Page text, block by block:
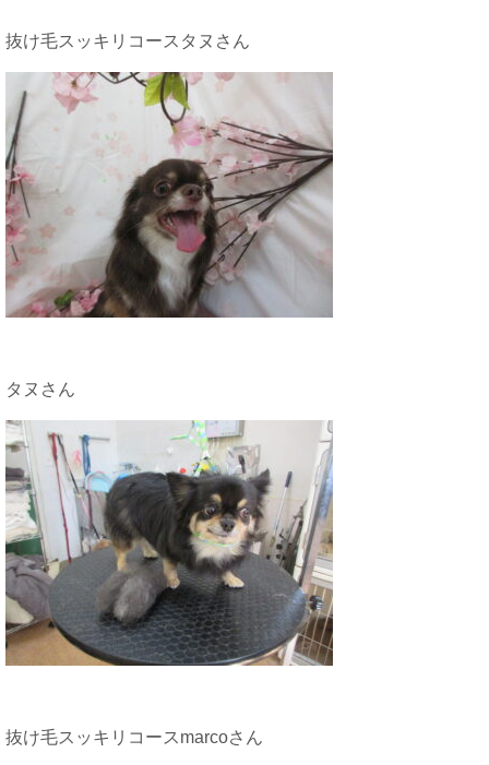
抜け毛スッキリコースタヌさん
タヌさん
抜け毛スッキリコースmarcoさん